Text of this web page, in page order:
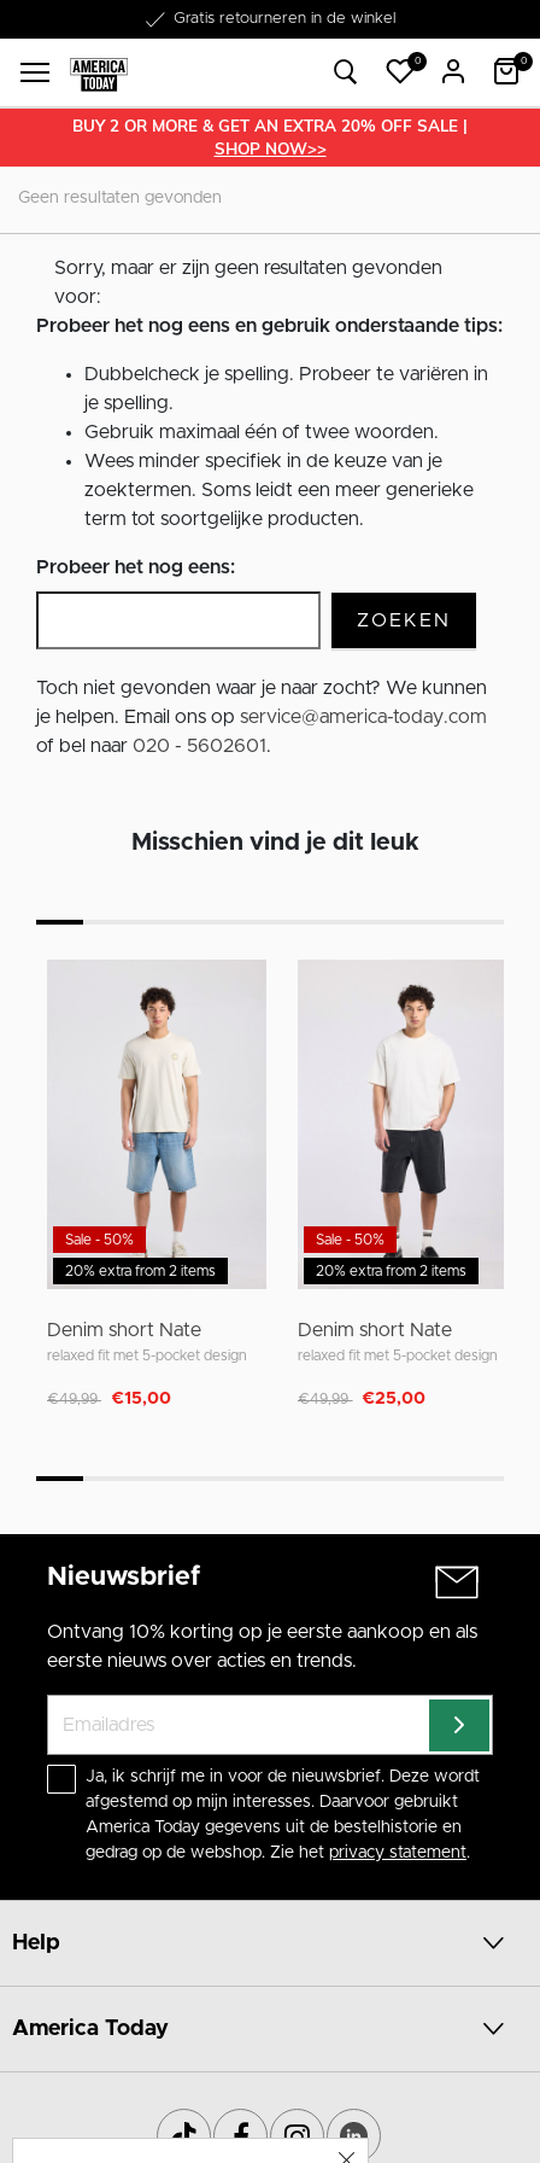
Gratis verzending vanaf €50
Binnen 1-3 werkdagen in huis
30 dagen retourrecht
Gratis retourneren in de winkel
€10 welkomstkorting
Word lid van onze Member Club!
0 0
BUY 2 OR MORE & GET AN EXTRA 20% OFF SALE |
SHOP NOW>>
Geen resultaten gevonden
Sorry, maar er zijn geen resultaten gevonden
voor:
Probeer het nog eens en gebruik onderstaande tips:
Dubbelcheck je spelling. Probeer te variëren in
je spelling.
Gebruik maximaal één of twee woorden.
Wees minder specifiek in de keuze van je
zoektermen. Soms leidt een meer generieke
term tot soortgelijke producten.
Probeer het nog eens:
ZOEKEN
Toch niet gevonden waar je naar zocht? We kunnen
je helpen. Email ons op service@america-today.com
of bel naar 020 - 5602601.
Misschien vind je dit leuk
20% extra from 2 items
Sale - 50%
Denim short Nate
relaxed fit met 5-pocket design
Afgeprijsd van
€49,99 naar
€15,00
20% extra from 2 items
Sale - 50%
Denim short Nate
relaxed fit met 5-pocket design
Afgeprijsd van
€49,99 naar
€25,00
Nieuwsbrief
Ontvang 10% korting op je eerste aankoop en als
eerste nieuws over acties en trends.
Ja, ik schrijf me in voor de nieuwsbrief. Deze wordt
afgestemd op mijn interesses. Daarvoor gebruikt
America Today gegevens uit de bestelhistorie en
gedrag op de webshop. Zie het privacy statement.
Help
America Today